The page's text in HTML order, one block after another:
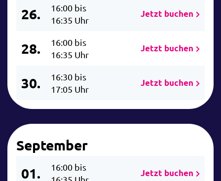
26.
16:00 bis
16:35 Uhr
Jetzt buchen
28.
16:00 bis
16:35 Uhr
Jetzt buchen
30.
16:30 bis
17:05 Uhr
Jetzt buchen
September
01.
16:00 bis
Jetzt buchen